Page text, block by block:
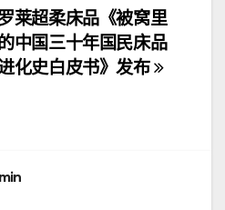
莱超柔床品《被窝里
的中国三十年国民床品
化史白皮书》发布